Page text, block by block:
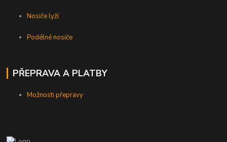
Nosiče lyží
Podélné nosiče
PŘEPRAVA A PLATBY
Možnosti přepravy